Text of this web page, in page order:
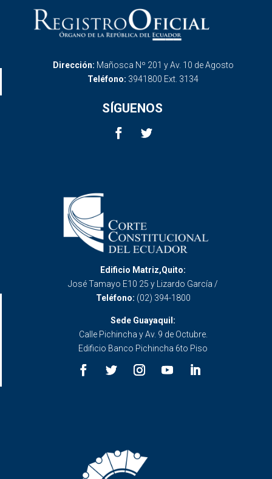
Dirección: Mañosca Nº 201 y Av. 10 de Agosto
Teléfono: 3941800 Ext. 3134
SÍGUENOS
Edificio Matriz,Quito:
José Tamayo E10 25 y Lizardo García /
Teléfono: (02) 394-1800
Sede Guayaquil:
Calle Pichincha y Av. 9 de Octubre.
Edificio Banco Pichincha 6to Piso